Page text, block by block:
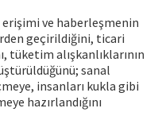
ve haberleşmenin
geçirildiğini, ticari
tüketim alışkanlıklarının
sanal
insanları kukla gibi
hazırlandığını